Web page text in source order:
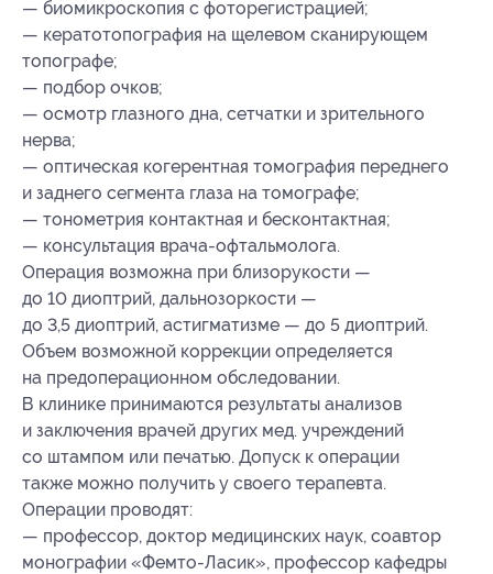
— биомикроскопия с фоторегистрацией;
— кератотопография на щелевом сканирующем
топографе;
— подбор очков;
— осмотр глазного дна, сетчатки и зрительного
нерва;
— оптическая когерентная томография переднего
и заднего сегмента глаза на томографе;
— тонометрия контактная и бесконтактная;
— консультация врача-офтальмолога.
Операция возможна при близорукости —
до 10 диоптрий, дальнозоркости —
до 3,5 диоптрий, астигматизме — до 5 диоптрий.
Объем возможной коррекции определяется
на предоперационном обследовании.
В клинике принимаются результаты анализов
и заключения врачей других мед. учреждений
со штампом или печатью. Допуск к операции
также можно получить у своего терапевта.
Операции проводят:
— профессор, доктор медицинских наук, соавтор
монографии «Фемто-Ласик», профессор кафедры